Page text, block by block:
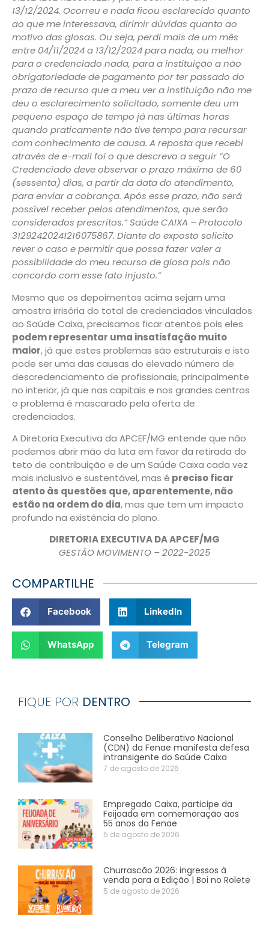
13/12/2024. Ocorreu e nada ficou esclarecido quanto
ao que me interessava, dirimir dúvidas quanto ao
motivo das glosas. Ou seja, perdi mais de um mês
entre 04/11/2024 a 13/12/2024 para nada, ou melhor
para o credenciado nada, para a instituição a não
obrigatoriedade de pagamento por ter passado do
prazo de recurso que a meu ver a instituição não me
deu o esclarecimento solicitado, somente deu um
pequeno espaço de tempo já nas últimas horas
quando praticamente não tive tempo para recursar
com conhecimento de causa. A reposta que recebi
através de e-mail foi o que descrevo a seguir “O
Credenciado deve observar o prazo máximo de 60
(sessenta) dias, a partir da data do atendimento,
para enviar a cobrança. Após esse prazo, não será
possível receber pelos atendimentos, que serão
considerados prescritos.” Saúde CAIXA – Protocolo
31292420241216075867. Diante do exposto solicito
rever o caso e permitir que possa fazer valer a
possibilidade do meu recurso de glosa pois não
concordo com esse fato injusto.”
Mesmo que os depoimentos acima sejam uma
amostra irrisória do total de credenciados vinculados
ao Saúde Caixa, precisamos ficar atentos pois eles
podem representar uma insatisfação muito
maior, já que estes problemas são estruturais e isto
pode ser uma das causas do elevado número de
descredenciamento de profissionais, principalmente
no interior, já que nas capitais e nos grandes centros
o problema é mascarado pela oferta de
credenciados.
A Diretoria Executiva da APCEF/MG entende que não
podemos abrir mão da luta em favor da retirada do
teto de contribuição e de um Saúde Caixa cada vez
mais inclusivo e sustentável, mas é preciso ficar
atento às questões que, aparentemente, não
estão na ordem do dia, mas que tem um impacto
profundo na existência do plano.
DIRETORIA EXECUTIVA DA APCEF/MG
GESTÃO MOVIMENTO – 2022-2025
COMPARTILHE
Facebook LinkedIn
WhatsApp Telegram
FIQUE POR DENTRO
Conselho Deliberativo Nacional
(CDN) da Fenae manifesta defesa
intransigente do Saúde Caixa
7 de agosto de 2026
Empregado Caixa, participe da
Feijoada em comemoração aos
55 anos da Fenae
5 de agosto de 2026
Churrascão 2026: ingressos à
venda para a Edição | Boi no Rolete
5 de agosto de 2026